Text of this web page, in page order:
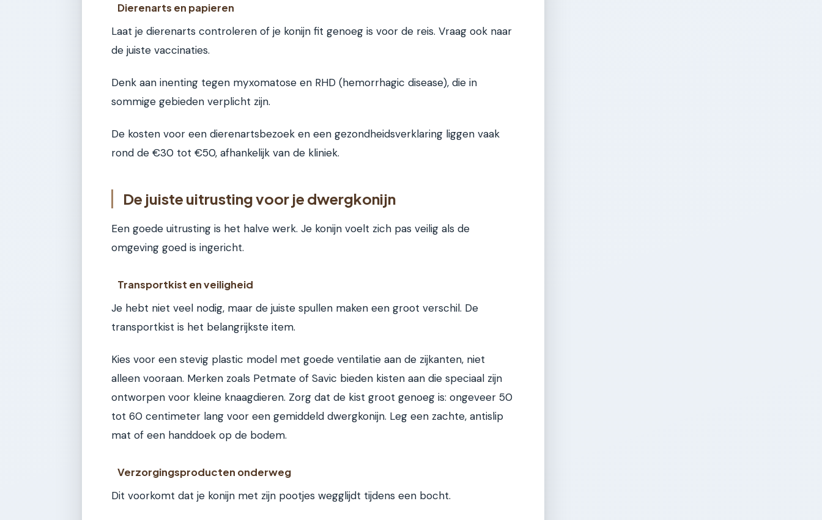
Dierenarts en papieren
Laat je dierenarts controleren of je konijn fit genoeg is voor de reis. Vraag ook naar
de juiste vaccinaties.
Denk aan inenting tegen myxomatose en RHD (hemorrhagic disease), die in
sommige gebieden verplicht zijn.
De kosten voor een dierenartsbezoek en een gezondheidsverklaring liggen vaak
rond de €30 tot €50, afhankelijk van de kliniek.
De juiste uitrusting voor je dwergkonijn
Een goede uitrusting is het halve werk. Je konijn voelt zich pas veilig als de
omgeving goed is ingericht.
Transportkist en veiligheid
Je hebt niet veel nodig, maar de juiste spullen maken een groot verschil. De
transportkist is het belangrijkste item.
Kies voor een stevig plastic model met goede ventilatie aan de zijkanten, niet
alleen vooraan. Merken zoals Petmate of Savic bieden kisten aan die speciaal zijn
ontworpen voor kleine knaagdieren. Zorg dat de kist groot genoeg is: ongeveer 50
tot 60 centimeter lang voor een gemiddeld dwergkonijn. Leg een zachte, antislip
mat of een handdoek op de bodem.
Verzorgingsproducten onderweg
Dit voorkomt dat je konijn met zijn pootjes wegglijdt tijdens een bocht.